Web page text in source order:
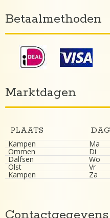
Betaalmethoden
Marktdagen
PLAATS DAG
Kampen
Ma
Ommen Di
Dalfsen Wo
Olst Vr
Kampen Za